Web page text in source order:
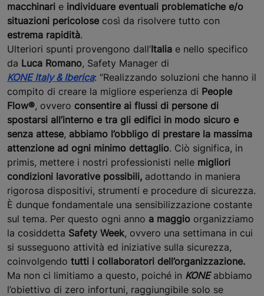
macchinari e individuare eventuali problematiche e/o
situazioni pericolose così da risolvere tutto con
estrema rapidità.
Ulteriori spunti provengono dall’Italia e nello specifico
da Luca Romano, Safety Manager di
KONE Italy & Iberica: “Realizzando soluzioni che hanno il
compito di creare la migliore esperienza di People
Flow®, ovvero consentire ai flussi di persone di
spostarsi all’interno e tra gli edifici in modo sicuro e
senza attese, abbiamo l’obbligo di prestare la massima
attenzione ad ogni minimo dettaglio. Ciò significa, in
primis, mettere i nostri professionisti nelle migliori
condizioni lavorative possibili, adottando in maniera
rigorosa dispositivi, strumenti e procedure di sicurezza.
È dunque fondamentale una sensibilizzazione costante
sul tema. Per questo ogni anno a maggio organizziamo
la cosiddetta Safety Week, ovvero una settimana in cui
si susseguono attività ed iniziative sulla sicurezza,
coinvolgendo tutti i collaboratori dell’organizzazione.
Ma non ci limitiamo a questo, poiché in KONEabbiamo
l’obiettivo di zero infortuni, raggiungibile solo se